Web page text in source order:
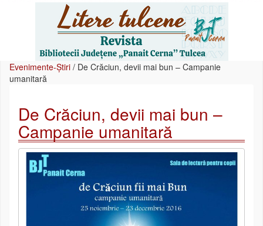
Evenimente-Știri / De Crăciun, devii mai bun – Campanie
umanitară
De Crăciun, devii mai bun –
Campanie umanitară